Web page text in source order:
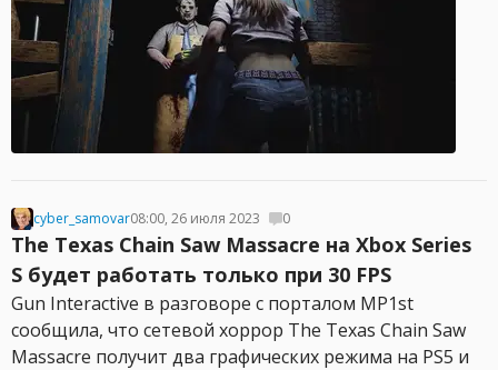
cyber_samovar08:00, 26 июля 2023 0
The Texas Chain Saw Massacre на Xbox Series
S будет работать только при 30 FPS
Gun Interactive в разговоре с порталом MP1st
сообщила, что сетевой хоррор The Texas Chain Saw
Massacre получит два графических режима на PS5 и